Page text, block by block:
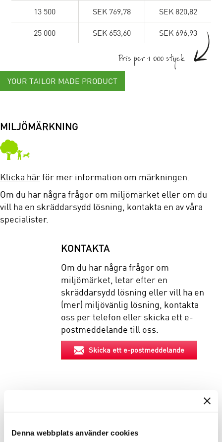
Denna webbplats använder cookies
13 500 SEK 769,78 SEK 820,82
25 000 SEK 653,60 SEK 696,93
Pris per 1 000 styck
YOUR TAILOR MADE PRODUCT
MILJÖMÄRKNING
Klicka härför mer information om märkningen.
Om du har några frågor om miljömärket eller om du
vill ha en skräddarsydd lösning, kontakta en av våra
specialister.
KONTAKTA
Om du har några frågor om
miljömärket, letar efter en
skräddarsydd lösning eller vill ha en
(mer) miljövänlig lösning, kontakta
oss per telefon eller skicka ett e-
postmeddelande till oss.
Skicka ett e-postmeddelande
BESKRIVNING